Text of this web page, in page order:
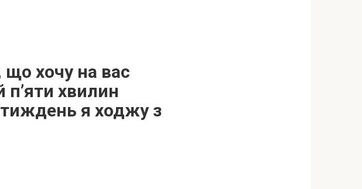
хочу на вас
хвилин
тиждень я ходжу з